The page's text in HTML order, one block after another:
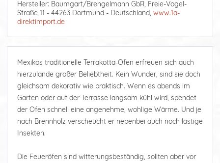
Hersteller: Baumgart/Brengelmann GbR, Freie-Vogel-
Straße 11 - 44263 Dortmund - Deutschland, www.1a-
direktimport.de
Mexikos traditionelle Terrakotta-Öfen erfreuen sich auch
hierzulande großer Beliebtheit. Kein Wunder, sind sie doch
gleichsam dekorativ wie praktisch. Wenn es abends im
Garten oder auf der Terrasse langsam kühl wird, spendet
der Ofen schnell eine angenehme, wohlige Wärme. Und je
nach Brennholz verscheucht er nebenbei auch noch lästige
Insekten.
Die Feueröfen sind witterungsbeständig, sollten aber vor